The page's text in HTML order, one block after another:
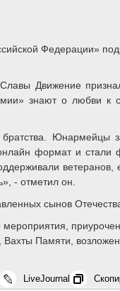
Федерации»
Движение
знают о любви к
формат и
- отметил он.
сынов
Памяти,
LiveJournal